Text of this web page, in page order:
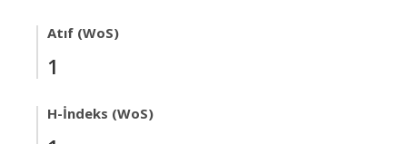
Atıf (WoS)
1
H-İndeks (WoS)